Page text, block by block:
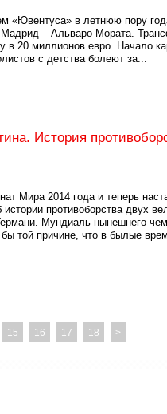
«Ювентуса» в летнюю пору
Мадрид – Альваро Мората.
в 20 миллионов евро. Начало
с детства болеют за...
История
Мира 2014 года и теперь
истории противоборства двух
Мундиаль нынешнего
той причине, что в былые
15 16 17 18 >